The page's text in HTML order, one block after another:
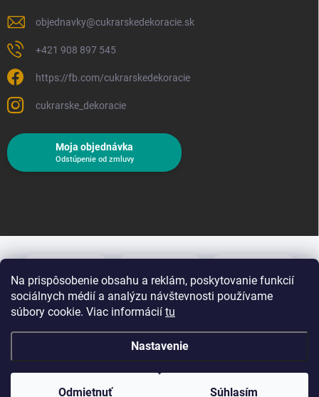
Na prispôsobenie obsahu a reklám, poskytovanie funkcií
sociálnych médií a analýzu návštevnosti používame
súbory cookie. Viac informácií tu
Nastavenie
Odmietnuť Súhlasím
objednavky@cukrarskedekoracie.sk
+421 908 897 545
https://fb.com/cukrarskedekoracie
cukrarske_dekoracie
Moja objednávka
Odstúpenie od zmluvy
Copyright 2026Cukrárske dekorácie. Všetky práva vyhradené.Upraviť